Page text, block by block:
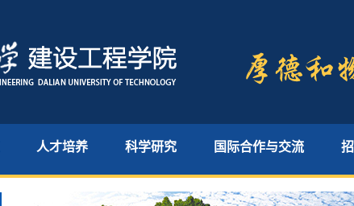
人才培养 科学研究 国际合作与交流